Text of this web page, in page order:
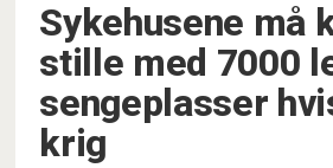
Sykehusene må
stille med 7000
sengeplasser
krig